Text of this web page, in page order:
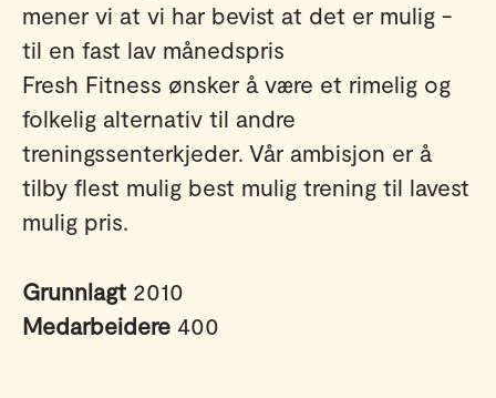
mener vi at vi har bevist at det er mulig -
til en fast lav månedspris
Fresh Fitness ønsker å være et rimelig og
folkelig alternativ til andre
treningssenterkjeder. Vår ambisjon er å
tilby flest mulig best mulig trening til lavest
mulig pris.
Grunnlagt 2010
Medarbeidere 400